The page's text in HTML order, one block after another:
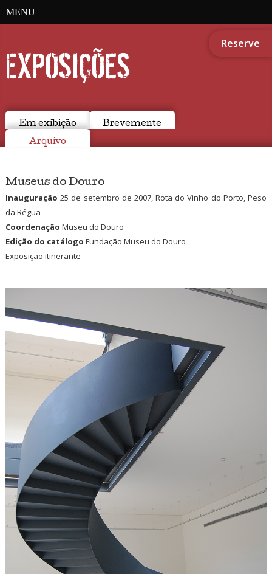
MENU
Reserve
EXPOSIÇÕES
Em exibição Brevemente
Arquivo
Museus do Douro
Inauguração25 de setembro de 2007, Rota do Vinho do Porto, Peso
da Régua
Coordenação Museu do Douro
Edição do catálogo Fundação Museu do Douro
Exposição itinerante